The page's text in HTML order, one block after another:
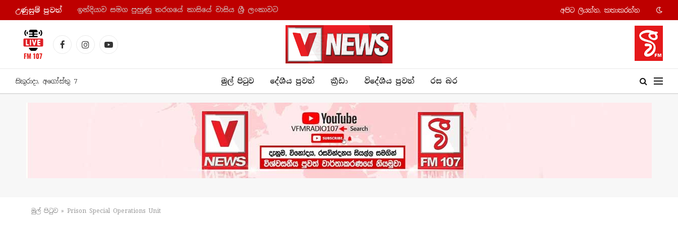
උණුසුම් පුව​ත් ඉන්දියාව සමග පුහුණු තරගයේ කාසියේ වාසිය ශ්‍රී ලංකාවට අපි​ට ලියන්න, කතාකරන්​න
FacebookInstagramYouTube
සිකුරාදා, අගෝස්තු 7 මුල් පිටුව දේශීය පුව​ත් ක්‍රී​ඩා විදේශීය පුවත් රස බ​ර
මුල් පිටු​ව » Prison Special Operations Unit